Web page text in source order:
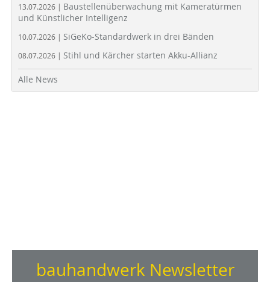
13.07.2026 | Baustellenüberwachung mit Kameratürmen
und Künstlicher Intelligenz
10.07.2026 | SiGeKo-Standardwerk in drei Bänden
08.07.2026 | Stihl und Kärcher starten Akku-Allianz
Alle News
bauhandwerk Newsletter